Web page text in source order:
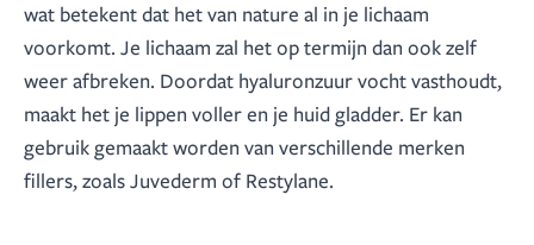
wat betekent dat het van nature al in je lichaam
voorkomt. Je lichaam zal het op termijn dan ook zelf
weer afbreken. Doordat hyaluronzuur vocht vasthoudt,
maakt het je lippen voller en je huid gladder. Er kan
gebruik gemaakt worden van verschillende merken
fillers, zoals Juvederm of Restylane.